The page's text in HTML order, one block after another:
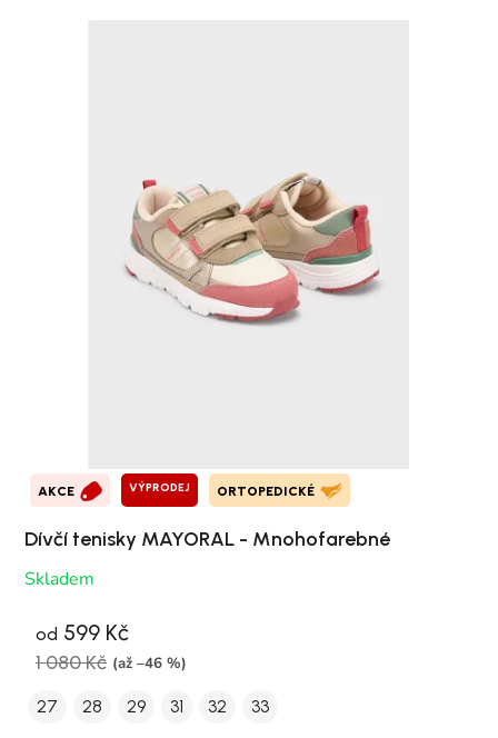
AKCE VÝPRODEJ ORTOPEDICKÉ
Dívčí tenisky MAYORAL - Mnohofarebné
Skladem
od 599 Kč
1 080 Kč (až –46 %)
27 28 29 31 32 33